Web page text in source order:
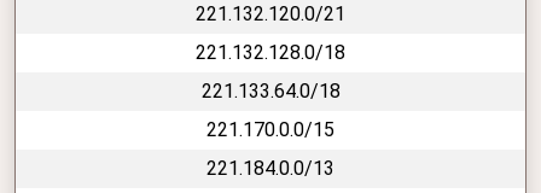
221.132.120.0/21
221.132.128.0/18
221.133.64.0/18
221.170.0.0/15
221.184.0.0/13